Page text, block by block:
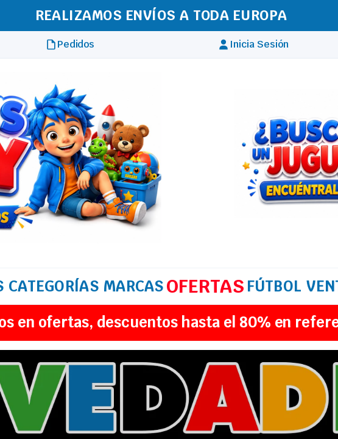
REALIZAMOS ENVÍOS A TODA EUROPA
Pedidos Inicia Sesión
CATEGORÍAS MARCASOFERTAS FÚTBOL
en ofertas, descuentos hasta el 80% en